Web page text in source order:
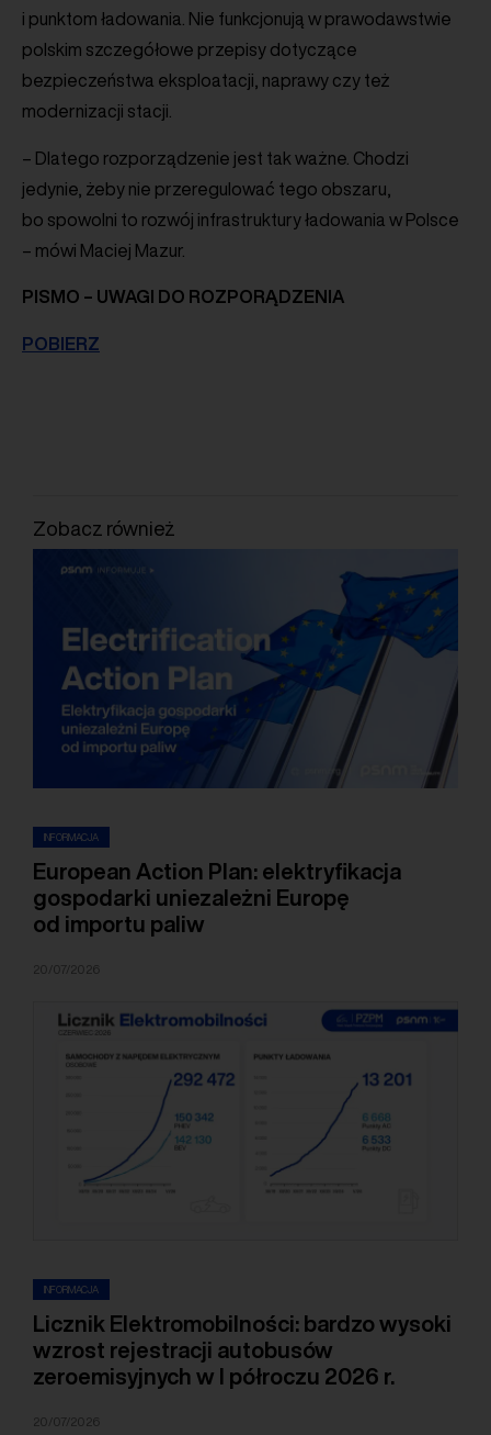
i punktom ładowania. Nie funkcjonują w prawodawstwie
polskim szczegółowe przepisy dotyczące
bezpieczeństwa eksploatacji, naprawy czy też
modernizacji stacji.
– Dlatego rozporządzenie jest tak ważne. Chodzi
jedynie, żeby nie przeregulować tego obszaru,
bo spowolni to rozwój infrastruktury ładowania w Polsce
– mówi Maciej Mazur.
PISMO – UWAGI DO ROZPORĄDZENIA
POBIERZ
Zobacz również
INFORMACJA
European Action Plan: elektryfikacja
gospodarki uniezależni Europę
od importu paliw
20/07/2026
INFORMACJA
Licznik Elektromobilności: bardzo wysoki
wzrost rejestracji autobusów
zeroemisyjnych w I półroczu 2026 r.
20/07/2026